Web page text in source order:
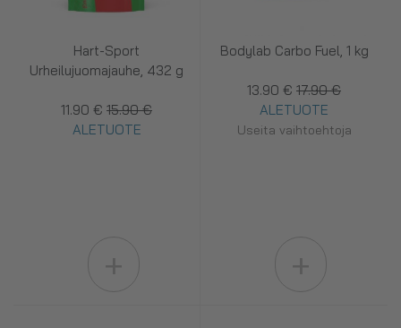
Hart-Sport
Urheilujuomajauhe, 432 g
11.90 € 15.90 €
ALETUOTE
Bodylab Carbo Fuel, 1 kg
13.90 € 17.90 €
ALETUOTE
Useita vaihtoehtoja